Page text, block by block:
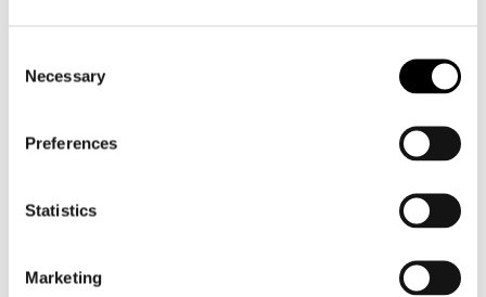
Selection
Necessary
Preferences
Statistics
Marketing